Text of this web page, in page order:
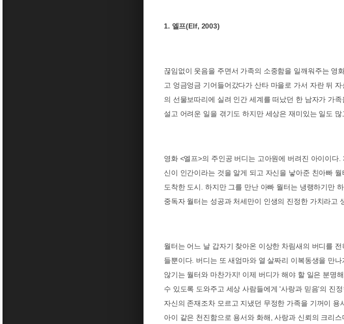
1. 엘프(Elf, 2003)
끊임없이 웃음을 주면서 가족의 소중함을 일깨워주는 영
고 엉금엉금 기어들어갔다가 산타 마을로 가서 자란 뒤
의 선물보따리에 실려 인간 세계를 떠났던 한 남자가 가
설고 어려운 일을 겪기도 하지만 세상은 재미있는 일도
영화 <엘프>의 주인공 버디는 고아원에 버려진 아이이다.
신이 인간이라는 것을 알게 되고 자신을 낳아준 친아빠
도착한 도시. 하지만 그를 만난 아빠 월터는 냉랭하기만
중독자 월터는 성공과 처세만이 인생의 진정한 가치라고
월터는 어느 날 갑자기 찾아온 이상한 차림새의 버디를
들뿐이다. 버디는 또 새엄마와 열 살짜리 이복동생을 만
않기는 월터와 마찬가지! 이제 버디가 해야 할 일은 분명
수 있도록 도와주고 세상 사람들에게'사랑과 믿음'의 진
자신의 존재조차 모르고 지냈던 무정한 가족을 기꺼이
아이 같은 천진함으로 용서와 화해,사랑과 신뢰의 크리